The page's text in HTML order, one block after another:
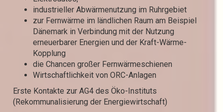
industrieller Abwärmenutzung im Ruhrgebiet
zur Fernwärme im ländlichen Raum am Beispiel
Dänemark in Verbindung mit der Nutzung
erneuerbarer Energien und der Kraft-Wärme-
Kopplung
die Chancen großer Fernwärmeschienen
Wirtschaftlichkeit von ORC-Anlagen
Erste Kontakte zur AG4 des Öko-Instituts
(Rekommunalisierung der Energiewirtschaft)